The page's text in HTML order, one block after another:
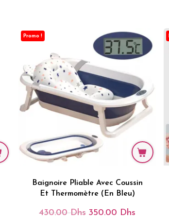
Promo !
Baignoire Pliable Avec Coussin
Et Thermomètre (en Bleu)
430.00Dhs Le
350.00 Dhs